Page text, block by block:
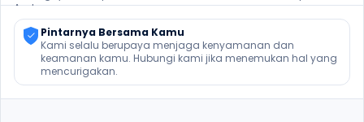
Anda.
Pintarnya Bersama Kamu
Kami selalu berupaya menjaga kenyamanan dan
keamanan kamu. Hubungi kami jika menemukan hal yang
mencurigakan.